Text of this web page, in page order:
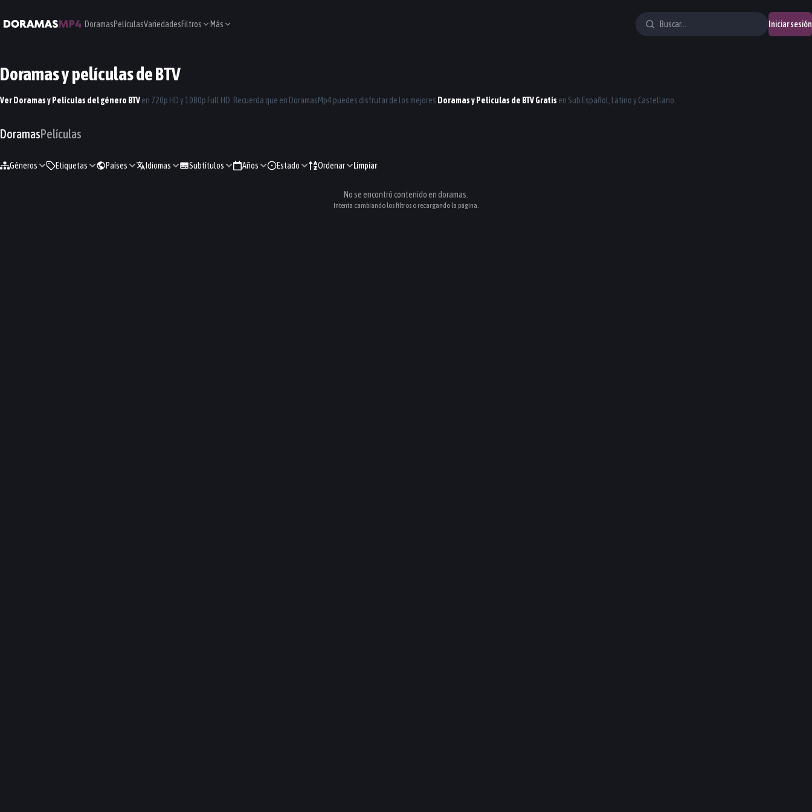
DoramasPelículasVariedadesFiltros Más Iniciar sesión
Doramas y películas deBTV
Ver Doramas y Películas del género BTVen 720p HD y 1080p Full HD. Recuerda que en DoramasMp4 puedes disfrutar de los mejores Doramas y Películas de BTVGratis en Sub Español, Latino y Castellano.
DoramasPelículas
Géneros Etiquetas Países Idiomas Subtítulos Años Estado Ordenar Limpiar
No se encontró contenido en doramas
Intenta cambiando los filtros o recargando la página.